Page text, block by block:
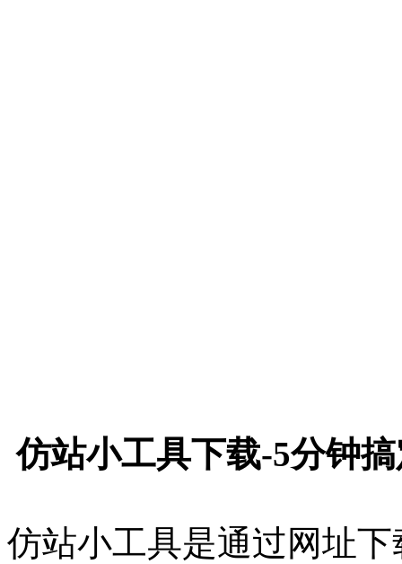
仿站小工具下载-5分钟
仿站小工具是通过网址